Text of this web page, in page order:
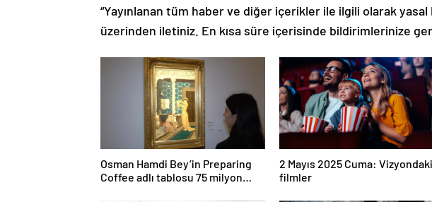
“Yayınlanan tüm haber ve diğer içerikler ile ilgili olarak
üzerinden iletiniz. En kısa süre içerisinde bildirimlerinize
Osman Hamdi Bey’in Preparing
Coffee adlı tablosu 75 milyon
2 Mayıs 2025 Cuma: Vizyondaki
filmler